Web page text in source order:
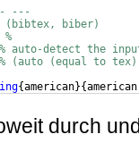
---
(bibtex, biber)
% auto-detect the
% (auto (equal to
{american}{
durch